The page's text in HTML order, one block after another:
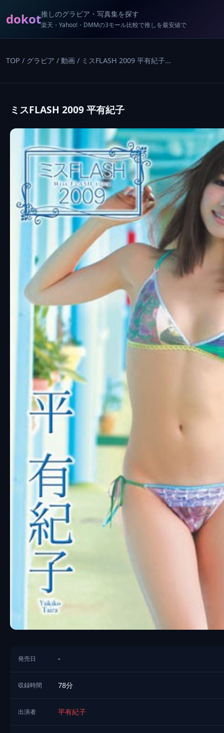
dokot推しのグラビア・写真集を探す
楽天・Yahoo!・DMMの3モール比較で推しを最安値で
TOP / グラビア / 動画 / ミスFLASH 2009 平有紀子...
ミスFLASH 2009 平有紀子
発売日 -
収録時間 78分
出演者 平有紀子